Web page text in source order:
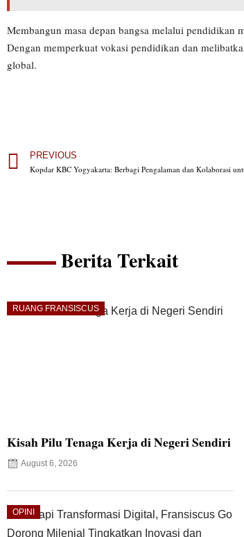
Membangun masa depan bangsa melalui
Dengan memperkuat vokasi pendidikan dan
global.
PREVIOUS
Kopdar KBC Yogyakarta: Berbagi Pengalaman dan Kolaborasi
Berita Terkait
RUANG FRANSISCUS
Kisah Pilu Tenaga Kerja di Negeri Sendiri
August 6, 2026
OPINI